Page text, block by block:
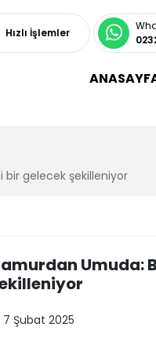
Hızlı İşlemler
bir gelecek şekilleniyor
Umuda:
7 Şubat 2025